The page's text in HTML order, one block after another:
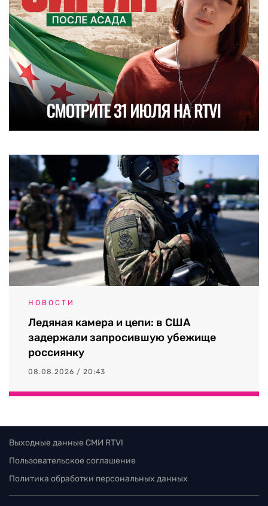
НОВОСТИ
Ледяная камера и цепи: в США
задержали запросившую убежище
россиянку
08.08.2026 / 20:43
Выходные данные СМИ RTVI
Пользовательское соглашение
Политика обработки персональных данных